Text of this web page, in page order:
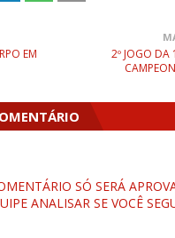
2º JOGO DA
EM
SÓ SERÁ
ANALISAR SE VOCÊ